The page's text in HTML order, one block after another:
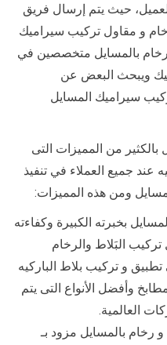
حيث يتم إرسال فريق
و مقاول تركيب سيراميك
بالمسايل متخصصين في
ويبحث البعض عن
سيراميك المسايل
من المميزات التى
عند جميع العملاء في تنفيذ
ومن هذه المميزات:
بخبرته الكبيرة وكفاءته
تركيب البَلاط والرخام
و تركيب بلاط الباركيه
وأفضل الأنواع التى يتم
العالمية.
رخام بالمسايل مزود بـ